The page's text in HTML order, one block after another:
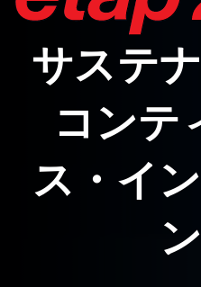
サステ
コンテ
ス・イ